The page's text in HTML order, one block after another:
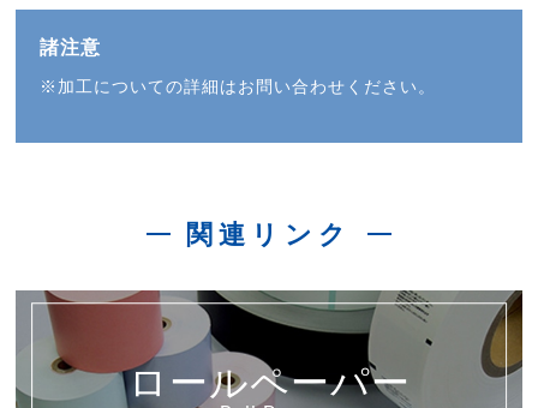
諸注意
※加工についての詳細はお問い合わせください。
関連リンク
ロールペーパー